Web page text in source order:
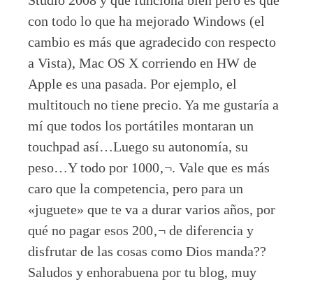
con todo lo que ha mejorado Windows (el
cambio es más que agradecido con respecto
a Vista), Mac OS X corriendo en HW de
Apple es una pasada. Por ejemplo, el
multitouch no tiene precio. Ya me gustaría a
mí que todos los portátiles montaran un
touchpad así…Luego su autonomía, su
peso…Y todo por 1000‚¬. Vale que es más
caro que la competencia, pero para un
«juguete» que te va a durar varios años, por
qué no pagar esos 200‚¬ de diferencia y
disfrutar de las cosas como Dios manda??
Saludos y enhorabuena por tu blog, muy